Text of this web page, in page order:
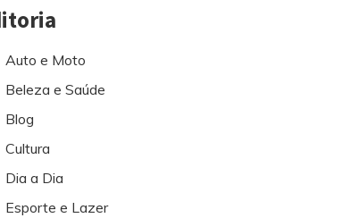
Auto e Moto
Beleza e Saúde
Blog
Cultura
Dia a Dia
Esporte e Lazer